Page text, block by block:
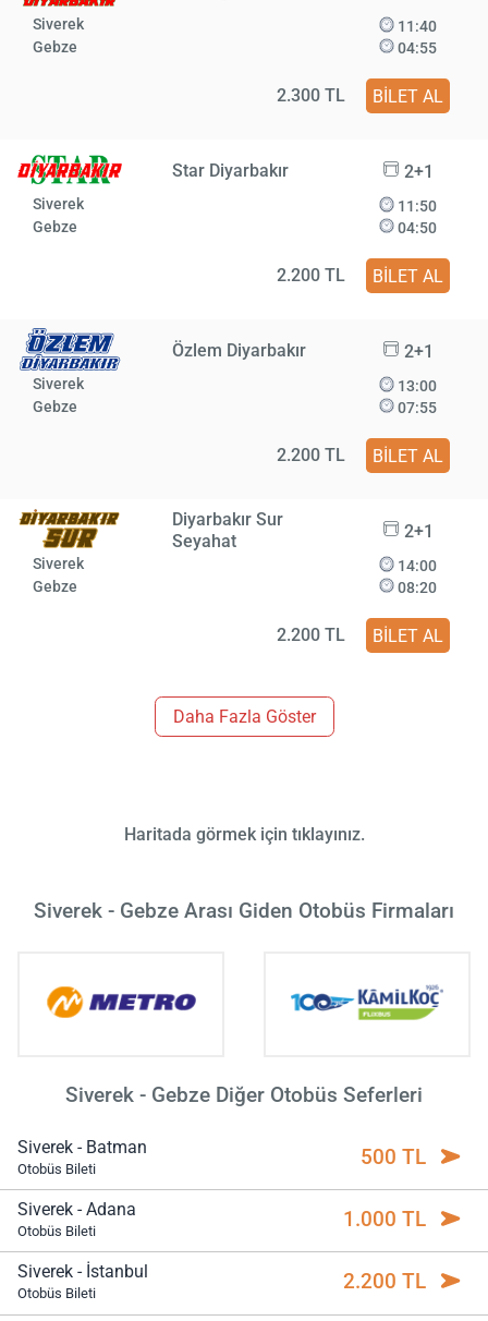
Siverek
Gebze
11:40
04:55
2.300 TL BİLET AL
Star Diyarbakır 2+1
Siverek
Gebze
11:50
04:50
2.200 TL BİLET AL
Özlem Diyarbakır 2+1
Siverek
Gebze
13:00
07:55
2.200 TL BİLET AL
Diyarbakır Sur
Seyahat
2+1
Siverek
Gebze
14:00
08:20
2.200 TL BİLET AL
Daha Fazla Göster
Haritada görmek için tıklayınız.
Siverek - Gebze Arası Giden Otobüs Firmaları
Siverek - Gebze Diğer Otobüs Seferleri
Siverek - Batman
Otobüs Bileti 500 TL
Siverek - Adana
Otobüs Bileti 1.000 TL
Siverek - İstanbul
Otobüs Bileti 2.200 TL